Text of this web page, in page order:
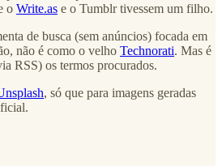
o Write.as e o Tumblr tivessem um filho.
de busca (sem anúncios) focada em
não é como o velho Technorati. Mas é
RSS) os termos procurados.
, só que para imagens geradas